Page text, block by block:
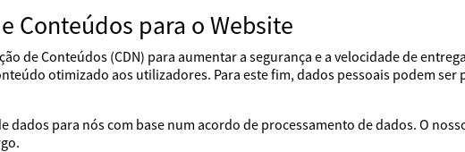
Conteúdos para o Website
de Conteúdos (CDN) para aumentar a segurança e a velocidade de
otimizado aos utilizadores. Para este fim, dados pessoais podem
dados para nós com base num acordo de processamento de dados. O